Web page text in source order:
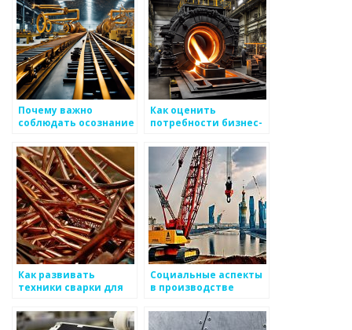
Почему важно
соблюдать осознание
подхода к
производству
металлоизделий
Как оценить
потребности бизнес-
производстве
металлоизделий
Как развивать
техники сварки для
металлоизделий
Социальные аспекты
в производстве